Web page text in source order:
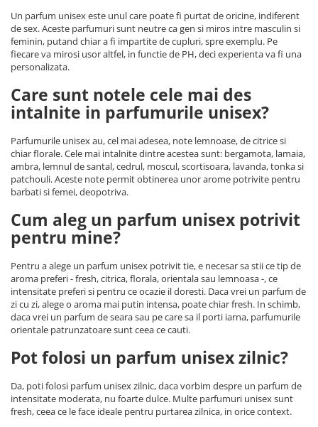
Un parfum unisex este unul care poate fi purtat de oricine, indiferent
de sex. Aceste parfumuri sunt neutre ca gen si miros intre masculin si
feminin, putand chiar a fi impartite de cupluri, spre exemplu. Pe
fiecare va mirosi usor altfel, in functie de PH, deci experienta va fi una
personalizata.
Care sunt notele cele mai des
intalnite in parfumurile unisex?
Parfumurile unisex au, cel mai adesea, note lemnoase, de citrice si
chiar florale. Cele mai intalnite dintre acestea sunt: bergamota, lamaia,
ambra, lemnul de santal, cedrul, moscul, scortisoara, lavanda, tonka si
patchouli. Aceste note permit obtinerea unor arome potrivite pentru
barbati si femei, deopotriva.
Cum aleg un parfum unisex potrivit
pentru mine?
Pentru a alege un parfum unisex potrivit tie, e necesar sa stii ce tip de
aroma preferi - fresh, citrica, florala, orientala sau lemnoasa -, ce
intensitate preferi si pentru ce ocazie il doresti. Daca vrei un parfum de
zi cu zi, alege o aroma mai putin intensa, poate chiar fresh. In schimb,
daca vrei un parfum de seara sau pe care sa il porti iarna, parfumurile
orientale patrunzatoare sunt ceea ce cauti.
Pot folosi un parfum unisex zilnic?
Da, poti folosi parfum unisex zilnic, daca vorbim despre un parfum de
intensitate moderata, nu foarte dulce. Multe parfumuri unisex sunt
fresh, ceea ce le face ideale pentru purtarea zilnica, in orice context.